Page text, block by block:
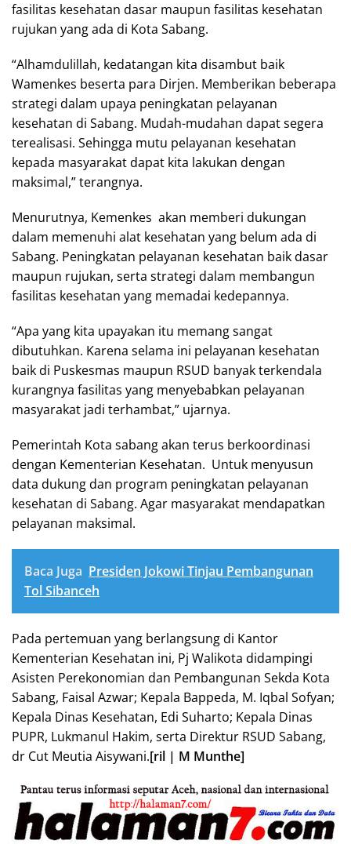
fasilitas kesehatan dasar maupun fasilitas kesehatan
rujukan yang ada di Kota Sabang.
“Alhamdulillah, kedatangan kita disambut baik
Wamenkes beserta para Dirjen. Memberikan beberapa
strategi dalam upaya peningkatan pelayanan
kesehatan di Sabang. Mudah-mudahan dapat segera
terealisasi. Sehingga mutu pelayanan kesehatan
kepada masyarakat dapat kita lakukan dengan
maksimal,” terangnya.
Menurutnya, Kemenkes akan memberi dukungan
dalam memenuhi alat kesehatan yang belum ada di
Sabang. Peningkatan pelayanan kesehatan baik dasar
maupun rujukan, serta strategi dalam membangun
fasilitas kesehatan yang memadai kedepannya.
“Apa yang kita upayakan itu memang sangat
dibutuhkan. Karena selama ini pelayanan kesehatan
baik di Puskesmas maupun RSUD banyak terkendala
kurangnya fasilitas yang menyebabkan pelayanan
masyarakat jadi terhambat,” ujarnya.
Pemerintah Kota sabang akan terus berkoordinasi
dengan Kementerian Kesehatan. Untuk menyusun
data dukung dan program peningkatan pelayanan
kesehatan di Sabang. Agar masyarakat mendapatkan
pelayanan maksimal.
Baca Juga Presiden Jokowi Tinjau Pembangunan
Tol Sibanceh
Pada pertemuan yang berlangsung di Kantor
Kementerian Kesehatan ini, Pj Walikota didampingi
Asisten Perekonomian dan Pembangunan Sekda Kota
Sabang, Faisal Azwar; Kepala Bappeda, M. Iqbal Sofyan;
Kepala Dinas Kesehatan, Edi Suharto; Kepala Dinas
PUPR, Lukmanul Hakim, serta Direktur RSUD Sabang,
dr Cut Meutia Aisywani.[ril | M Munthe]